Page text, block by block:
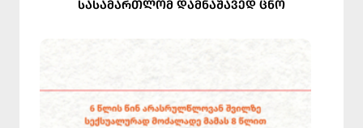
სასამართლომ დამნაშავედ ცნო